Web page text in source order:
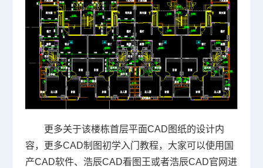
更多关于该楼栋首层平面CAD图纸的设计内
容，更多CAD制图初学入门教程，大家可以使用国
产CAD软件、浩辰CAD看图王或者浩辰CAD官网进